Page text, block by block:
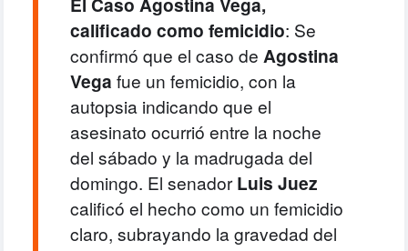
calificado como femicidio: Se
confirmó que el caso de Agostina
Vega fue un femicidio, con la
autopsia indicando que el
asesinato ocurrió entre la noche
del sábado y la madrugada del
domingo. El senadorLuis Juez
calificó el hecho como un femicidio
claro, subrayando la gravedad del